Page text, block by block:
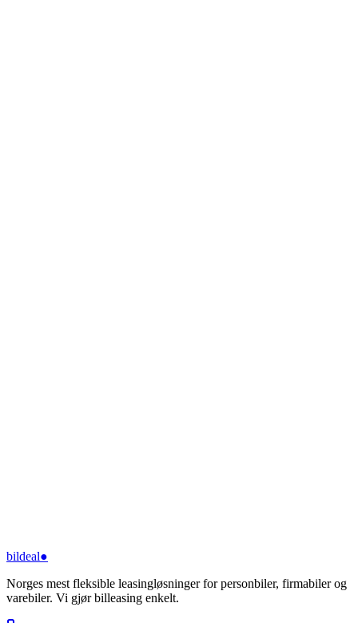
bildeal●
Norges mest fleksible leasingløsninger for personbiler, firmabiler og
varebiler. Vi gjør billeasing enkelt.